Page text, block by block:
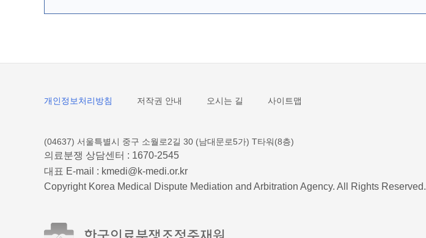
개인정보처리방침 저작권 안내 오시는 길 사이트맵
(04637) 서울특별시 중구 소월로2길 30 (남대문로5가) T타워(8층)
의료분쟁 상담센터 : 1670-2545
대표 E-mail : kmedi@k-medi.or.kr
Copyright Korea Medical Dispute Mediation and Arbitration Agency. All Rights Reserved.